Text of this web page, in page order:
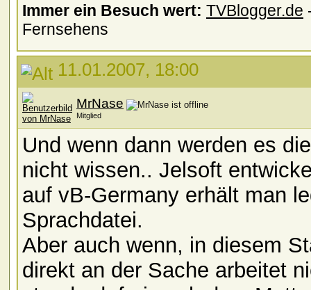
Immer ein Besuch wert: TVBlogger.de
Fernsehens
11.01.2007, 18:00
MrNase
Mitglied
Und wenn dann werden es
nicht wissen.. Jelsoft
auf vB-Germany erhält man
Sprachdatei.
Aber auch wenn, in diesem
direkt an der Sache arbeitet